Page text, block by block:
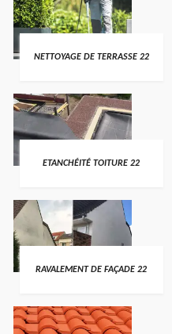
NETTOYAGE DE TERRASSE 22
ETANCHÉITÉ TOITURE 22
RAVALEMENT DE FAÇADE 22